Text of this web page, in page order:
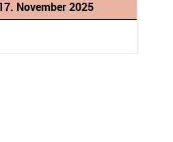
November 2025